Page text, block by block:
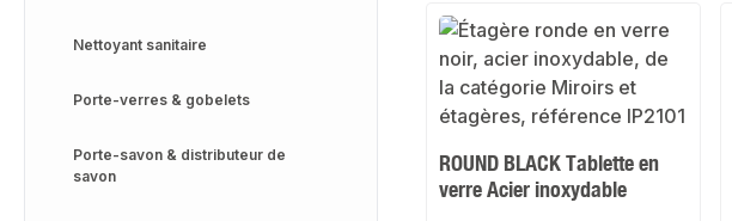
Nettoyant sanitaire
Porte-verres & gobelets
Porte-savon & distributeur de
savon
ROUND BLACK Tablette en
verre Acier inoxydable